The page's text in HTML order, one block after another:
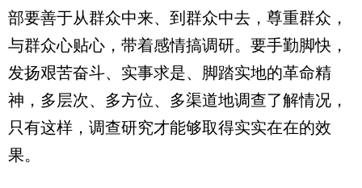
部要善于从群众中来、到群众中去，尊重群众，
与群众心贴心，带着感情搞调研。要手勤脚快，
发扬艰苦奋斗、实事求是、脚踏实地的革命精
神，多层次、多方位、多渠道地调查了解情况，
只有这样，调查研究才能够取得实实在在的效
果。